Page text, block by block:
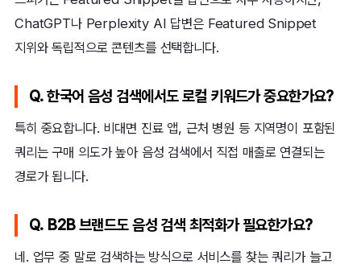
ChatGPT나 Perplexity AI 답변은 Featured Snippet
지위와 독립적으로 콘텐츠를 선택합니다.
Q. 한국어 음성 검색에서도 로컬 키워드가 중요한가요?
특히 중요합니다. 비대면 진료 앱, 근처 병원 등 지역명이 포함된
쿼리는 구매 의도가 높아 음성 검색에서 직접 매출로 연결되는
경로가 됩니다.
Q. B2B 브랜드도 음성 검색 최적화가 필요한가요?
네. 업무 중 말로 검색하는 방식으로 서비스를 찾는 쿼리가 늘고